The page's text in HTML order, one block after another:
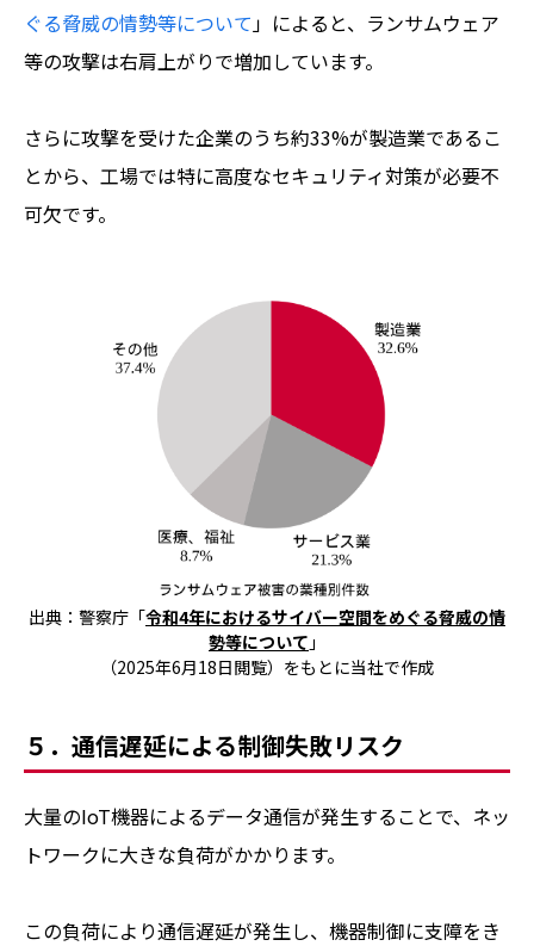
ぐる脅威の情勢等について 」によると、ランサムウェア
等の攻撃は右肩上がりで増加しています。
さらに攻撃を受けた企業のうち約33%が製造業であるこ
とから、工場では特に高度なセキュリティ対策が必要不
可欠です。
出典：警察庁「令和4年におけるサイバー空間をめぐる脅威の情
勢等について 」
（2025年6月18日閲覧）をもとに当社で作成
５．通信遅延による制御失敗リスク
大量のIoT機器によるデータ通信が発生することで、ネッ
トワークに大きな負荷がかかります。
この負荷により通信遅延が発生し、機器制御に支障をき